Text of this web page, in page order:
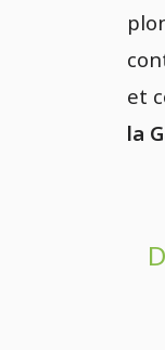
et
la